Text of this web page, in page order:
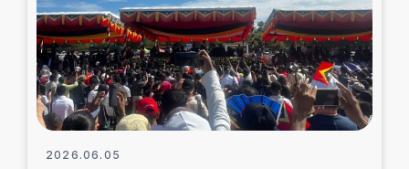
アイナロ県マウベシ郡でのコーヒー畑改善事業
ベイルート大規模爆発被災者支援
女性の生計向上支援
2026.06.05